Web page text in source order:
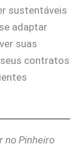
sustentáveis
adaptar
suas
contratos
no Pinheiro